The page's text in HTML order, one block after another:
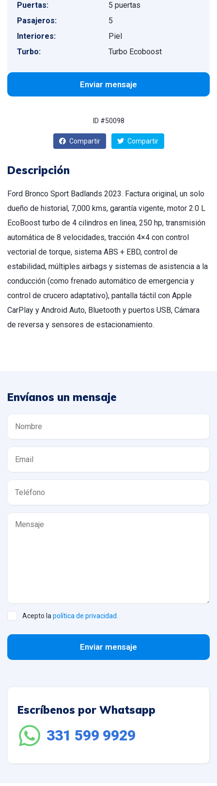
Puertas:
5 puertas
Pasajeros:
5
Interiores:
Piel
Turbo:
Turbo Ecoboost
Enviar mensaje
ID #50098
Compartir Compartir
Descripción
Ford Bronco Sport Badlands 2023. Factura original, un solo
dueño de historial, 7,000 kms, garantía vigente, motor 2.0 L
EcoBoost turbo de 4 cilindros en linea, 250 hp, transmisión
automática de 8 velocidades, tracción 4×4 con control
vectorial de torque, sistema ABS + EBD, control de
estabilidad, múltiples airbags y sistemas de asistencia a la
conducción (como frenado automático de emergencia y
control de crucero adaptativo), pantalla táctil con Apple
CarPlay y Android Auto, Bluetooth y puertos USB, Cámara
de reversa y sensores de estacionamiento.
Envíanos un mensaje
Acepto la política de privacidad.
Enviar mensaje
Escríbenos por Whatsapp
331 599 9929